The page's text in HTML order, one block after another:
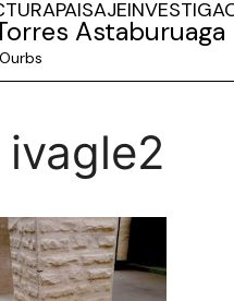
Astaburuaga
PAISAJE